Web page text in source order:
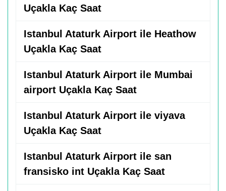
Uçakla Kaç Saat
Istanbul Ataturk Airport ile Heathow
Uçakla Kaç Saat
Istanbul Ataturk Airport ile Mumbai
airport Uçakla Kaç Saat
Istanbul Ataturk Airport ile viyava
Uçakla Kaç Saat
Istanbul Ataturk Airport ile san
fransisko int Uçakla Kaç Saat